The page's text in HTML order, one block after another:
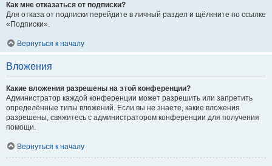
Как мне отказаться от подписки?
Для отказа от подписки перейдите в личный раздел и щёлкните по ссылке
«Подписки».
Вернуться к началу
Вложения
Какие вложения разрешены на этой конференции?
Администратор каждой конференции может разрешить или запретить
определённые типы вложений. Если вы не знаете, какие вложения
разрешены, свяжитесь с администратором конференции для получения
помощи.
Вернуться к началу